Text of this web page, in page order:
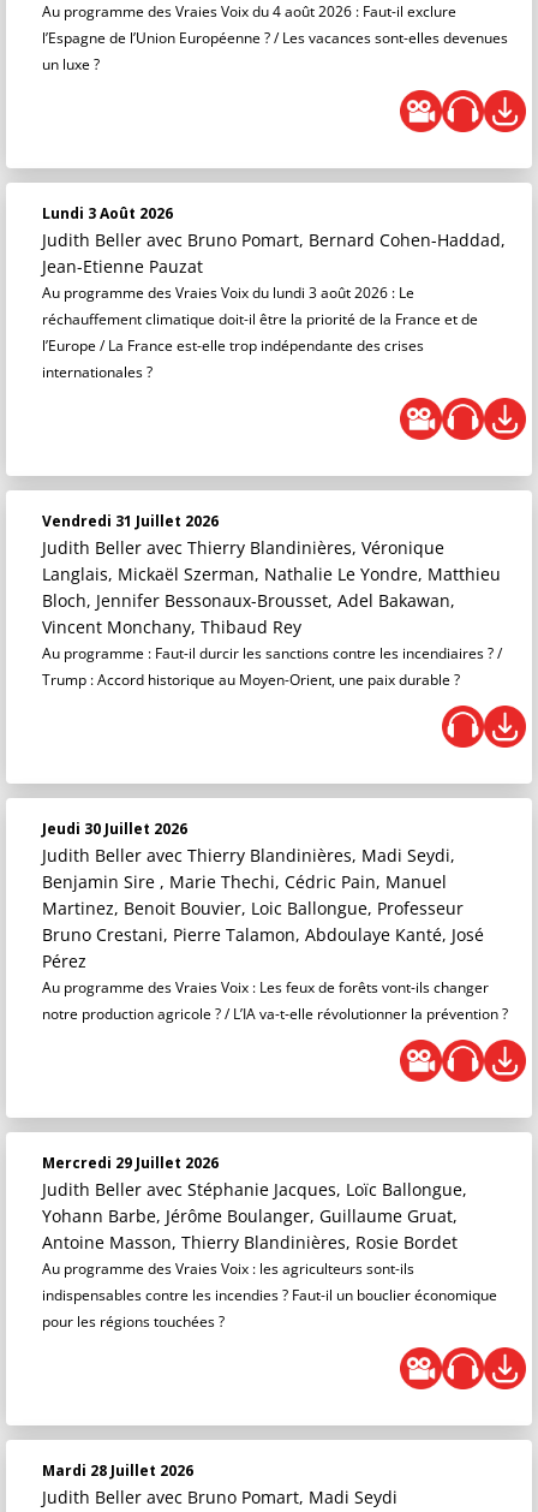
Au programme des Vraies Voix du 4 août 2026 : Faut-il exclure
l’Espagne de l’Union Européenne ? / Les vacances sont-elles devenues
un luxe ?
Lundi 3 Août 2026
Judith Beller avec Bruno Pomart, Bernard Cohen-Haddad,
Jean-Etienne Pauzat
Au programme des Vraies Voix du lundi 3 août 2026 : Le
réchauffement climatique doit-il être la priorité de la France et de
l’Europe / La France est-elle trop indépendante des crises
internationales ?
Vendredi 31 Juillet 2026
Judith Beller avec Thierry Blandinières, Véronique
Langlais, Mickaël Szerman, Nathalie Le Yondre, Matthieu
Bloch, Jennifer Bessonaux-Brousset, Adel Bakawan,
Vincent Monchany, Thibaud Rey
Au programme : Faut-il durcir les sanctions contre les incendiaires ? /
Trump : Accord historique au Moyen-Orient, une paix durable ?
Jeudi 30 Juillet 2026
Judith Beller avec Thierry Blandinières, Madi Seydi,
Benjamin Sire , Marie Thechi, Cédric Pain, Manuel
Martinez, Benoit Bouvier, Loic Ballongue, Professeur
Bruno Crestani, Pierre Talamon, Abdoulaye Kanté, José
Pérez
Au programme des Vraies Voix : Les feux de forêts vont-ils changer
notre production agricole ? / L’IA va-t-elle révolutionner la prévention ?
Mercredi 29 Juillet 2026
Judith Beller avec Stéphanie Jacques, Loïc Ballongue,
Yohann Barbe, Jérôme Boulanger, Guillaume Gruat,
Antoine Masson, Thierry Blandinières, Rosie Bordet
Au programme des Vraies Voix : les agriculteurs sont-ils
indispensables contre les incendies ? Faut-il un bouclier économique
pour les régions touchées ?
Mardi 28 Juillet 2026
Judith Beller avec Bruno Pomart, Madi Seydi